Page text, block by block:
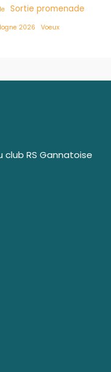
Sortie promenade
2026 Voeux
club RS Gannatoise